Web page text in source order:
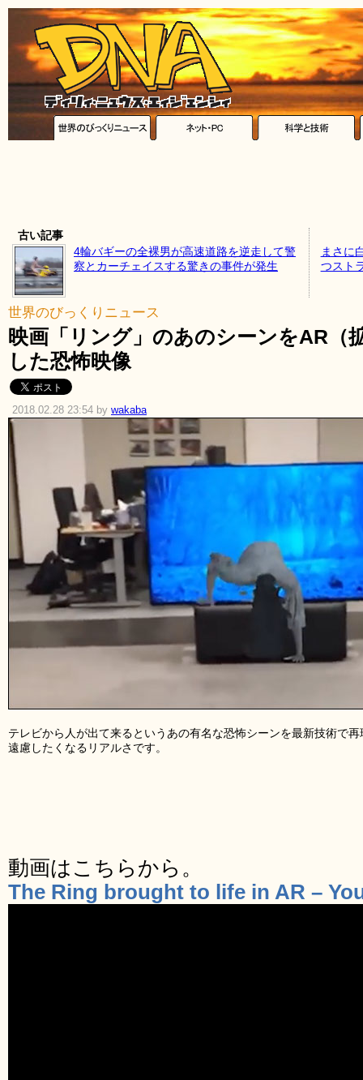
古い記事
4輪バギーの全裸男が高速道路を逆走して警
察とカーチェイスする驚きの事件が発生
まさに
つスト
世界のびっくりニュース
映画「リング」のあのシーンをAR（
した恐怖映像
2018.02.28 23:54 by wakaba
テレビから人が出て来るというあの有名な恐怖シーンを最新技術で
遠慮したくなるリアルさです。
動画はこちらから。
The Ring brought to life in AR –